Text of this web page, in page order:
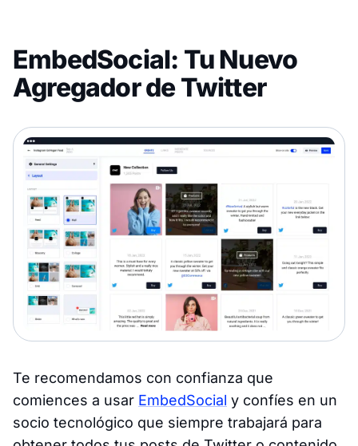
EmbedSocial: Tu Nuevo
Agregador de Twitter
Te recomendamos con confianza que
comiences a usar EmbedSocial y confíes en un
socio tecnológico que siempre trabajará para